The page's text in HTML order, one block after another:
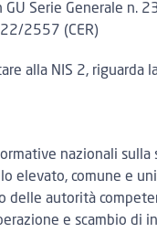
GU Serie Generale n.
2557 (CER)
alla NIS 2, riguarda
nazionali sulla
elevato, comune e
delle autorità
e scambio di